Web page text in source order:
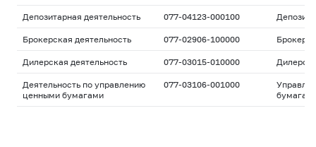
Депозитарная деятельность 077-04123-000100
Брокерская деятельность 077-02906-100000
Дилерская деятельность 077-03015-010000
Деятельность по управлению
ценными бумагами
077-03106-001000